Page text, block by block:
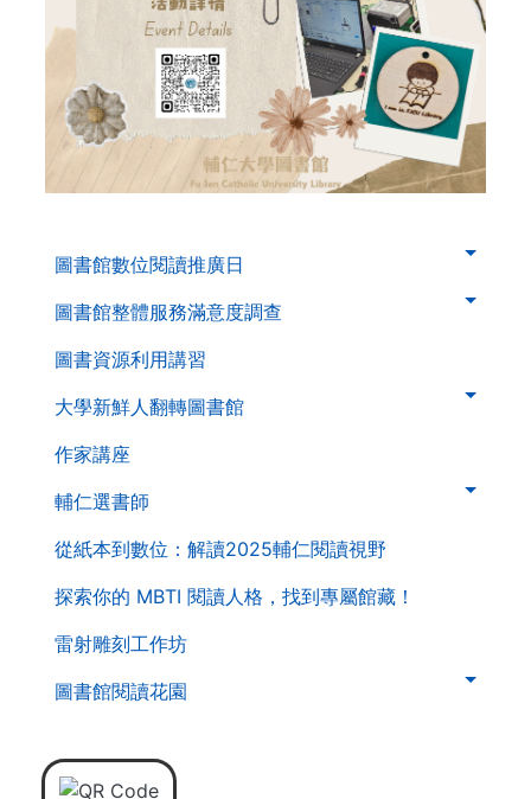
第
二
層
覽
列
圖書館數位閱讀推廣日
圖書館整體服務滿意度調查
圖書資源利用講習
大學新鮮人翻轉圖書館
作家講座
輔仁選書師
從紙本到數位：解讀2025輔仁閱讀視野
探索你的 MBTI 閱讀人格，找到專屬館藏！
雷射雕刻工作坊
圖書館閱讀花園